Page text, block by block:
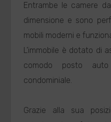
Entrambe le camere
dimensione e sono
mobili moderni e
L'immobile è dotato di
comodo posto
condominiale.
Grazie alla sua